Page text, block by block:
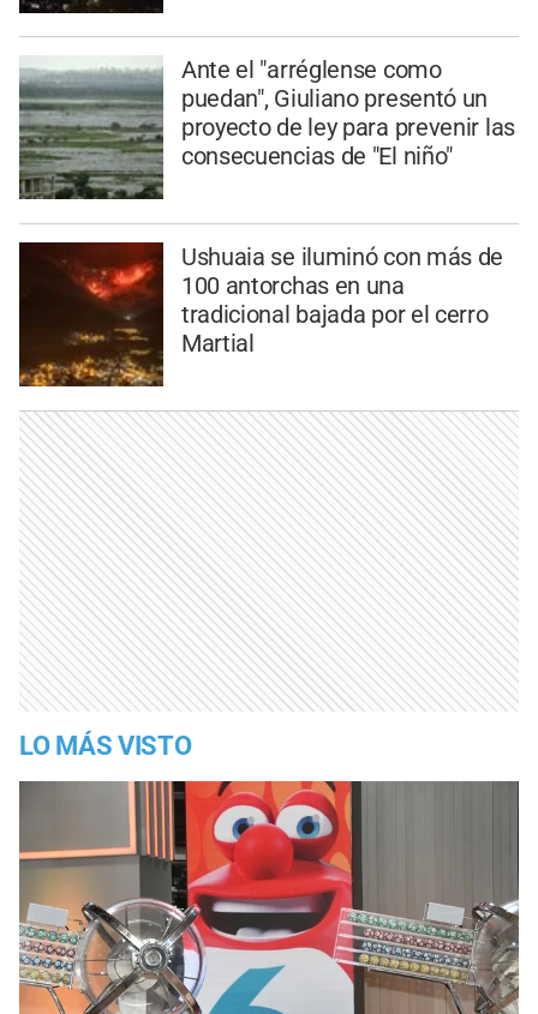
Ante el "arréglense como
puedan", Giuliano presentó un
proyecto de ley para prevenir las
consecuencias de "El niño"
Ushuaia se iluminó con más de
100 antorchas en una
tradicional bajada por el cerro
Martial
LO MÁS VISTO